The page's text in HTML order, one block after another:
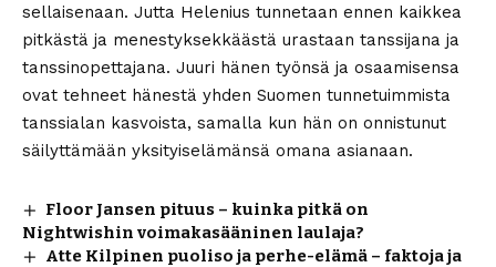
sellaisenaan. Jutta Helenius tunnetaan ennen kaikkea
pitkästä ja menestyksekkäästä urastaan tanssijana ja
tanssinopettajana. Juuri hänen työnsä ja osaamisensa
ovat tehneet hänestä yhden Suomen tunnetuimmista
tanssialan kasvoista, samalla kun hän on onnistunut
säilyttämään yksityiselämänsä omana asianaan.
Floor Jansen pituus – kuinka pitkä on
Nightwishin voimakasääninen laulaja?
Atte Kilpinen puoliso ja perhe-elämä – faktoja ja